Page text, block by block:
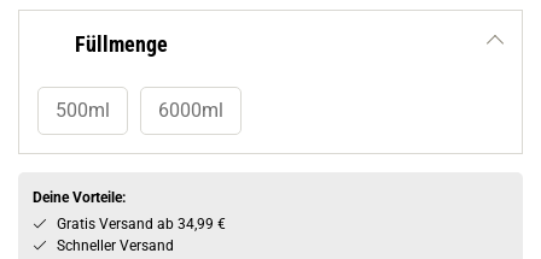
Füllmenge
500ml 6000ml
Deine Vorteile:
Gratis Versand ab 34,99 €
Schneller Versand